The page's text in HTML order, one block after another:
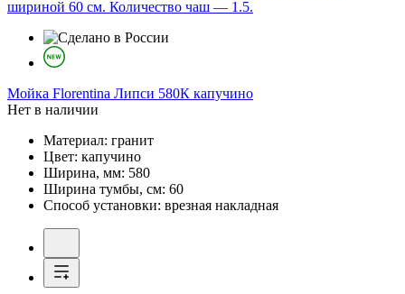
шириной 60 см. Количество чаш — 1.5.
Мойка Florentina Липси 580К капучино
Нет в наличии
Материал: гранит
Цвет: капучино
Ширина, мм: 580
Ширина тумбы, см: 60
Способ установки: врезная накладная